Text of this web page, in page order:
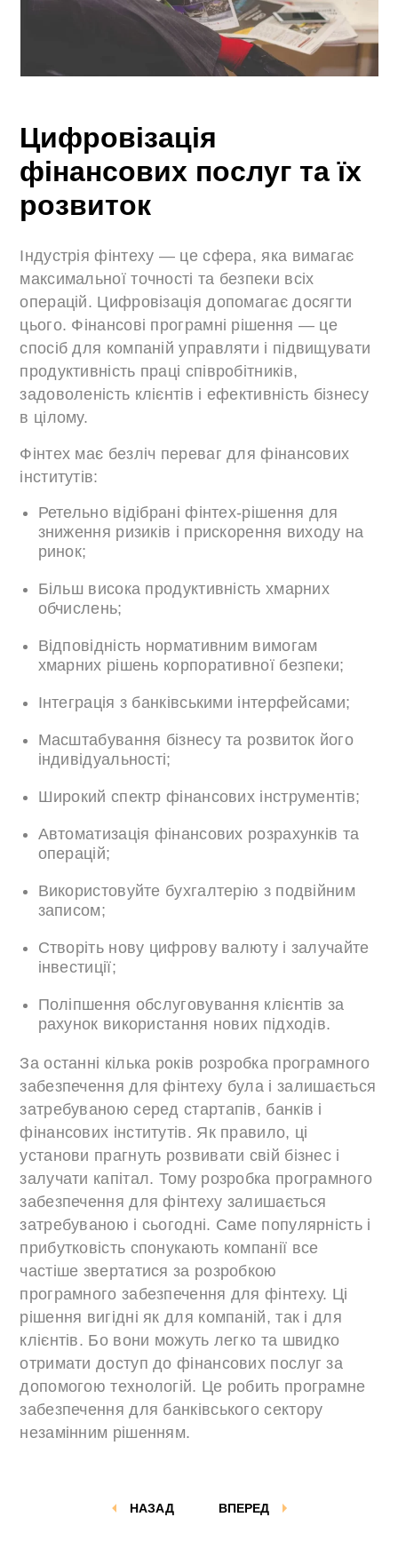
Цифровізація
фінансових послуг та їх
розвиток
Індустрія фінтеху — це сфера, яка вимагає
максимальної точності та безпеки всіх
операцій. Цифровізація допомагає досягти
цього. Фінансові програмні рішення — це
спосіб для компаній управляти і підвищувати
продуктивність праці співробітників,
задоволеність клієнтів і ефективність бізнесу
в цілому.
Фінтех має безліч переваг для фінансових
інститутів:
Ретельно відібрані фінтех-рішення для
зниження ризиків і прискорення виходу на
ринок;
Більш висока продуктивність хмарних
обчислень;
Відповідність нормативним вимогам
хмарних рішень корпоративної безпеки;
Інтеграція з банківськими інтерфейсами;
Масштабування бізнесу та розвиток його
індивідуальності;
Широкий спектр фінансових інструментів;
Автоматизація фінансових розрахунків та
операцій;
Використовуйте бухгалтерію з подвійним
записом;
Створіть нову цифрову валюту і залучайте
інвестиції;
Поліпшення обслуговування клієнтів за
рахунок використання нових підходів.
За останні кілька років розробка програмного
забезпечення для фінтеху була і залишається
затребуваною серед стартапів, банків і
фінансових інститутів. Як правило, ці
установи прагнуть розвивати свій бізнес і
залучати капітал. Тому розробка програмного
забезпечення для фінтеху залишається
затребуваною і сьогодні. Саме популярність і
прибутковість спонукають компанії все
частіше звертатися за розробкою
програмного забезпечення для фінтеху. Ці
рішення вигідні як для компаній, так і для
клієнтів. Бо вони можуть легко та швидко
отримати доступ до фінансових послуг за
допомогою технологій. Це робить програмне
забезпечення для банківського сектору
незамінним рішенням.
ВПЕРЕД
НАЗАД